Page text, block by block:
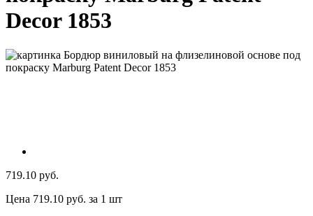
Decor 1853
719.10 руб.
Цена 719.10 руб. за 1 шт